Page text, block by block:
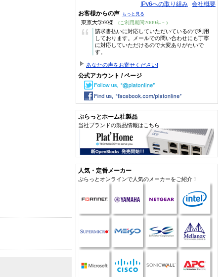
IPv6への取り組み 会社概要
お客様からの声 もっと見る
東京大学/K様 (ご利用期間2009年～)
“
請求書払いに対応していただいているので利用
しております。メールでの問い合わせにも丁寧
に対応していただけるので大変ありがたいで
す。
あなたの声をお寄せください!
公式アカウント / ページ
ぷらっとホーム社製品
当社ブランドの製品情報はこちら
人気・定番メーカー
ぷらっとオンラインで人気のメーカーをご紹介！